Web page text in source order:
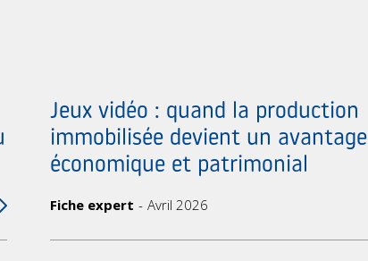
Jeux vidéo : quand la production
immobilisée devient un avantage
économique et patrimonial
Fiche expert Avril 2026